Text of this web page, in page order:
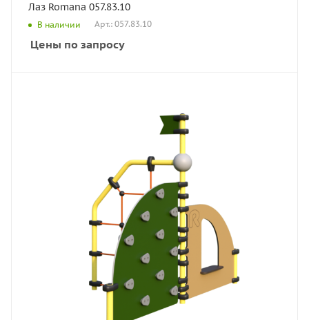
Лаз Romana 057.83.10
В наличии Арт.: 057.83.10
Цены по запросу